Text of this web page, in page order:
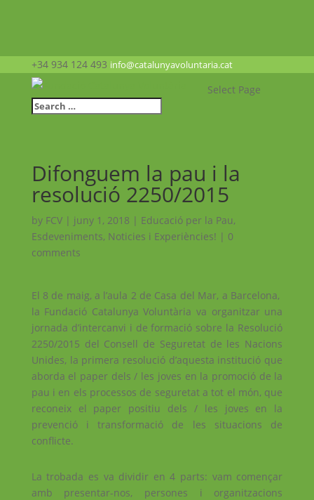
+34 934 124 493 info@catalunyavoluntaria.cat
Select Page
Difonguem la pau i la
resolució 2250/2015
by FCV| juny 1, 2018 | Educació per la Pau,
Esdeveniments, Noticies i Experiències! | 0
comments
El 8 de maig, a l’aula 2 de Casa del Mar, a Barcelona, ​​
la Fundació Catalunya Voluntària va organitzar una
jornada d’intercanvi i de formació sobre la Resolució
2250/2015 del Consell de Seguretat de les Nacions
Unides, la primera resolució d’aquesta institució que
aborda el paper dels / les joves en la promoció de la
pau i en els processos de seguretat a tot el món, que
reconeix el paper positiu dels / les joves en la
prevenció i transformació de les situacions de
conflicte.
La trobada es va dividir en 4 parts: vam començar
amb presentar-nos, persones i organitzacions